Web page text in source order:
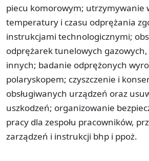
piecu komorowym; utrzymywanie
temperatury i czasu odprężania
instrukcjami technologicznymi;
odprężarek tunelowych
innych; badanie odprężonych
polaryskopem; czyszczenie i
obsługiwanych urządzeń oraz
uszkodzeń; organizowanie
pracy dla zespołu pracowników,
zarządzeń i instrukcji bhp i ppoż.